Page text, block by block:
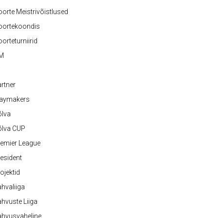
Meistrivõistlused
CUP
League
Liiga